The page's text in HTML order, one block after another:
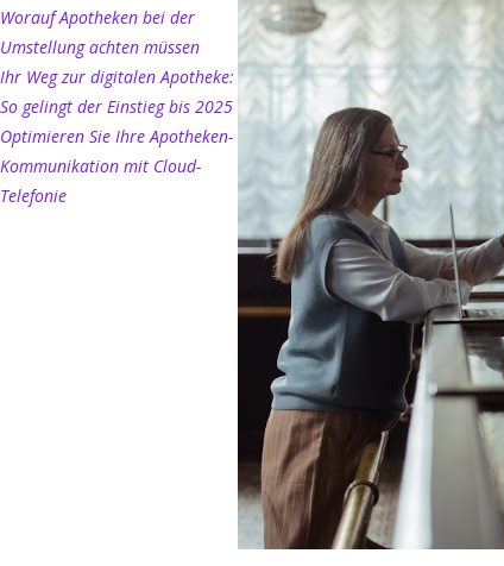
Worauf Apotheken bei der
Umstellung achten müssen
Ihr Weg zur digitalen Apotheke:
So gelingt der Einstieg bis 2025
Optimieren Sie Ihre Apotheken-
Kommunikation mit Cloud-
Telefonie